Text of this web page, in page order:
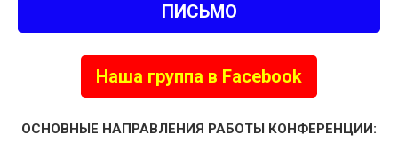
ПИСЬМО
Наша группа в Facebook
ОСНОВНЫЕ НАПРАВЛЕНИЯ РАБОТЫ КОНФЕРЕНЦИИ: